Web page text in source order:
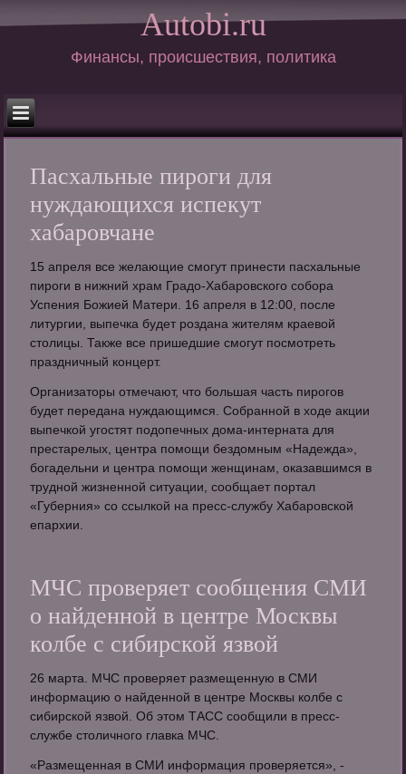
Autobi.ru
Финансы, происшествия, политика
Пасхальные пироги для
нуждающихся испекут
хабаровчане
15 апреля все желающие смогут принести пасхальные
пироги в нижний храм Градо-Хабаровского собора
Успения Божией Матери. 16 апреля в 12:00, после
литургии, выпечка будет роздана жителям краевой
столицы. Также все пришедшие смогут посмотреть
праздничный концерт.
Организаторы отмечают, что большая часть пирогов
будет передана нуждающимся. Собранной в ходе акции
выпечкой угостят подопечных дома-интерната для
престарелых, центра помощи бездомным «Надежда»,
богадельни и центра помощи женщинам, оказавшимся в
трудной жизненной ситуации, сообщает портал
«Губерния» со ссылкой на пресс-службу Хабаровской
епархии.
МЧС проверяет сообщения СМИ
о найденной в центре Москвы
колбе с сибирской язвой
26 марта. МЧС проверяет размещенную в СМИ
информацию о найденной в центре Москвы колбе с
сибирской язвой. Об этом ТАСС сообщили в пресс-
службе столичного главка МЧС.
«Размещенная в СМИ информация проверяется», -